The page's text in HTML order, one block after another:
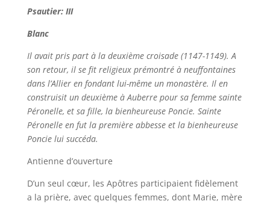
Psautier: III
Blanc
Il avait pris part à la deuxième croisade (1147-1149). A
son retour, il se fit religieux prémontré à neuffontaines
dans l’Allier en fondant lui-même un monastère. Il en
construisit un deuxième à Auberre pour sa femme sainte
Péronelle, et sa fille, la bienheureuse Poncie. Sainte
Péronelle en fut la première abbesse et la bienheureuse
Poncie lui succéda.
Antienne d’ouverture
D’un seul cœur, les Apôtres participaient fidèlement
a la prière, avec quelques femmes, dont Marie, mère